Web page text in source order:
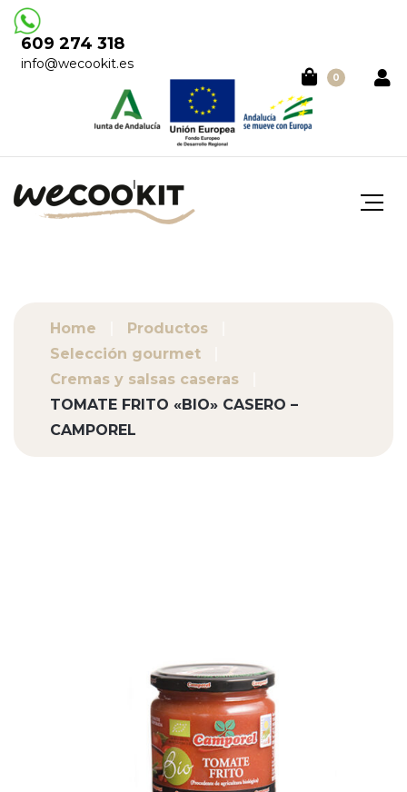
609 274 318
info@wecookit.es
0
Home
Productos
Selección gourmet
Cremas y salsas caseras
TOMATE FRITO «BIO» CASERO –
CAMPOREL